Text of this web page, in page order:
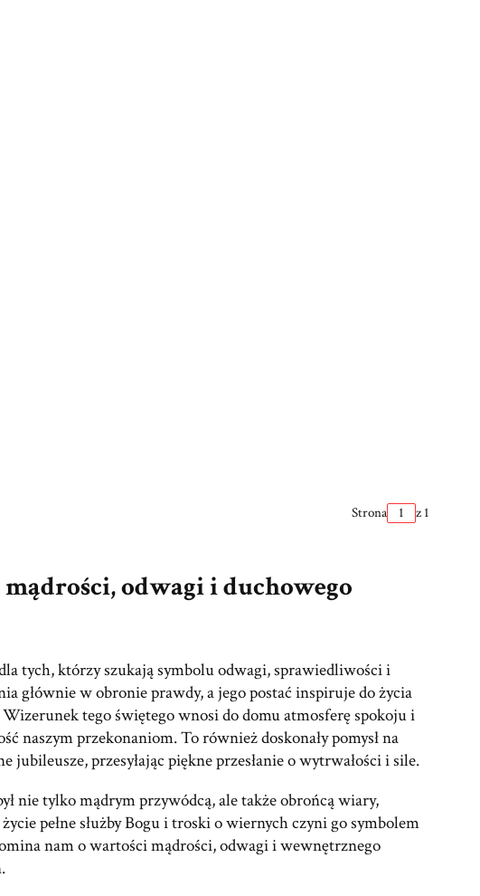
Strona z 1
odwagi i duchowego
tych, którzy szukają symbolu odwagi, sprawiedliwości i
głównie w obronie prawdy, a jego postać inspiruje do życia
tego świętego wnosi do domu atmosferę spokoju i
naszym przekonaniom. To również doskonały pomysł na
przesyłając piękne przesłanie o wytrwałości i sile.
nie tylko mądrym przywódcą, ale także obrońcą wiary,
pełne służby Bogu i troski o wiernych czyni go symbolem
nam o wartości mądrości, odwagi i wewnętrznego